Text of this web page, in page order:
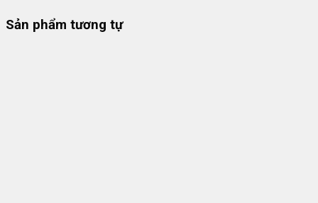
Sản phẩm tương tự